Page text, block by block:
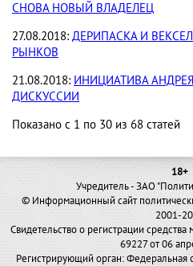
СНОВА НОВЫЙ ВЛАДЕЛЕЦ
27.08.2018: ДЕРИПАСКА И
РЫНКОВ
21.08.2018: ИНИЦИАТИВА
ДИСКУССИИ
Показано с 1 по 30 из 68 статей
18+
Учредитель - ЗАО
© Информационный сайт
2001-
Свидетельство о регистрации
69227 от 06
Регистрирующий орган: Федеральная